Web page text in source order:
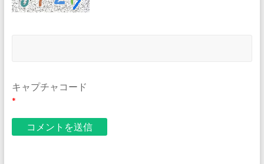
キャプチャコード
*